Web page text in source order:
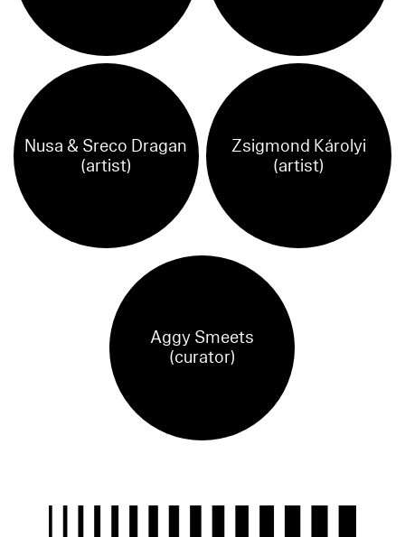
Nusa & Sreco Dragan
(artist)
Zsigmond Károlyi
(artist)
Aggy Smeets
(curator)